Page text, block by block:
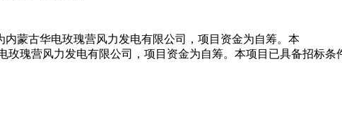
蒙古华电玫瑰营风力发电有限公司，项目资金为自筹。本
瑰营风力发电有限公司，项目资金为自筹。本项目已具备招标条